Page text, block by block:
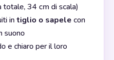
totale, 34 cm di scala)
intiglio o sapele con
suono
e chiaro per il loro